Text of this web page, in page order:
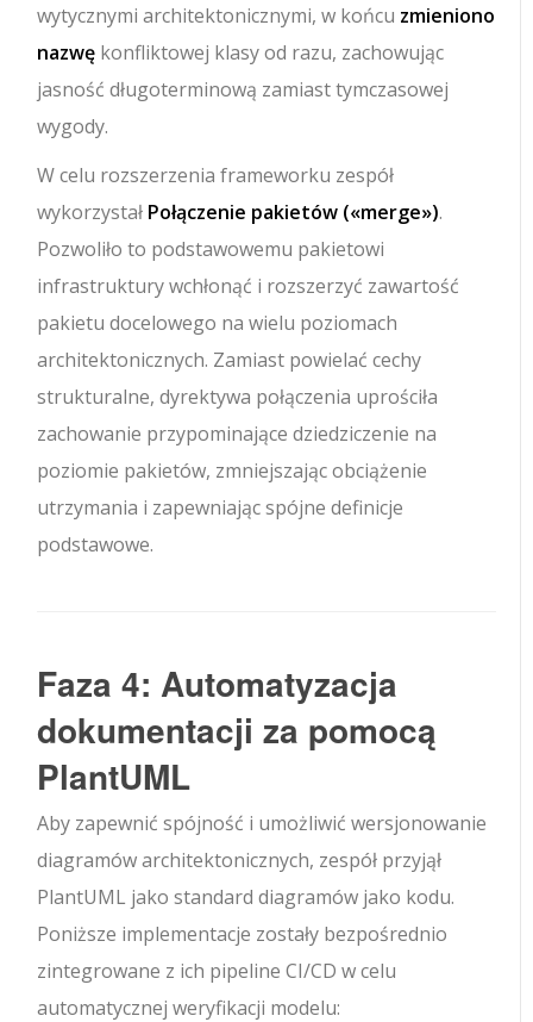
wytycznymi architektonicznymi, w końcu zmieniono
nazwę konfliktowej klasy od razu, zachowując
jasność długoterminową zamiast tymczasowej
wygody.
W celu rozszerzenia frameworku zespół
wykorzystał Połączenie pakietów («merge»).
Pozwoliło to podstawowemu pakietowi
infrastruktury wchłonąć i rozszerzyć zawartość
pakietu docelowego na wielu poziomach
architektonicznych. Zamiast powielać cechy
strukturalne, dyrektywa połączenia uprościła
zachowanie przypominające dziedziczenie na
poziomie pakietów, zmniejszając obciążenie
utrzymania i zapewniając spójne definicje
podstawowe.
Faza 4: Automatyzacja
dokumentacji za pomocą
PlantUML
Aby zapewnić spójność i umożliwić wersjonowanie
diagramów architektonicznych, zespół przyjął
PlantUML jako standard diagramów jako kodu.
Poniższe implementacje zostały bezpośrednio
zintegrowane z ich pipeline CI/CD w celu
automatycznej weryfikacji modelu: